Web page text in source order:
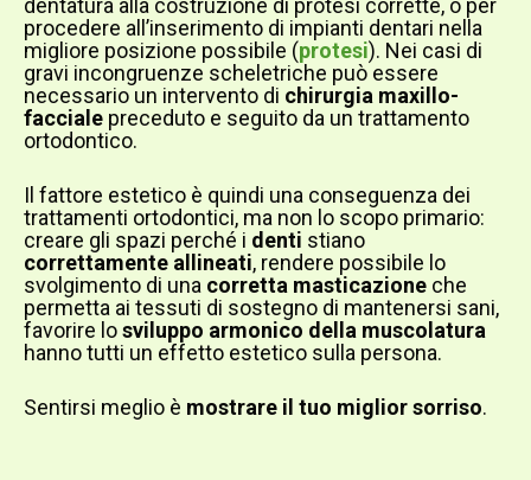
dentatura alla costruzione di protesi corrette, o per
procedere all’inserimento di impianti dentari nella
migliore posizione possibile (protesi). Nei casi di
gravi incongruenze scheletriche può essere
necessario un intervento di chirurgia maxillo-
facciale preceduto e seguito da un trattamento
ortodontico.
Il fattore estetico è quindi una conseguenza dei
trattamenti ortodontici, ma non lo scopo primario:
creare gli spazi perché i denti stiano
correttamente allineati, rendere possibile lo
svolgimento di una corretta masticazione che
permetta ai tessuti di sostegno di mantenersi sani,
favorire losviluppo armonico della muscolatura
hanno tutti un effetto estetico sulla persona.
Sentirsi meglio è mostrare il tuo miglior sorriso.